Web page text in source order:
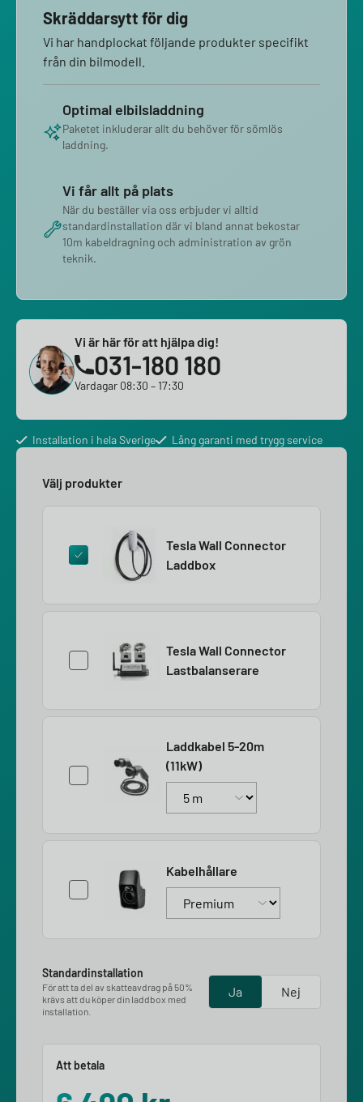
Skräddarsytt för dig
Vi har handplockat följande produkter specifikt
från din bilmodell.
Optimal elbilsladdning
Paketet inkluderar allt du behöver för sömlös
laddning.
Vi får allt på plats
När du beställer via oss erbjuder vi alltid
standardinstallation där vi bland annat bekostar
10m kabeldragning och administration av grön
teknik.
Vi är här för att hjälpa dig!
031-180 180
Vardagar 08:30 – 17:30
Installation i hela Sverige Lång garanti med trygg service
Välj produkter
Tesla Wall Connector
Laddbox
Tesla Wall Connector
Lastbalanserare
Laddkabel 5-20m
(11kW)
Kabelhållare
Standardinstallation
För att ta del av skatteavdrag på 50%
krävs att du köper din laddbox med
installation.
Ja Nej
Att betala